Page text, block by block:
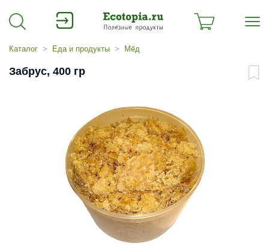
Каталог Еда и продукты Мёд
Забрус, 400 гр